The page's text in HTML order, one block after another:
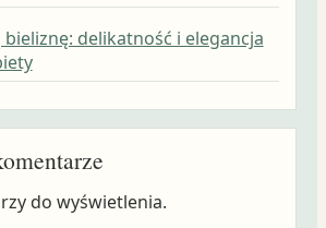
bieliznę: delikatność i elegancja
do wyświetlenia.